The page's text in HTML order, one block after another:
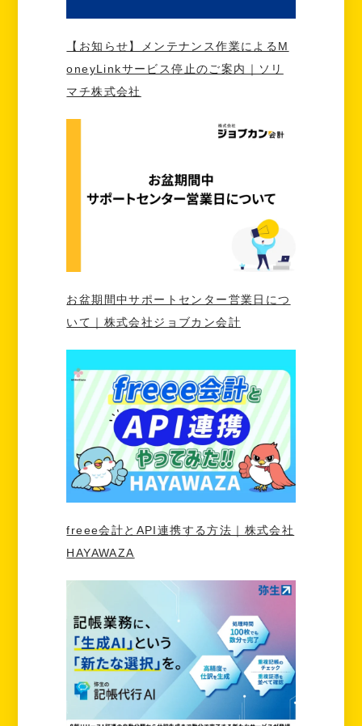
【お知らせ】メンテナンス作業によるM
oneyLinkサービス停止のご案内｜ソリ
マチ株式会社
お盆期間中サポートセンター営業日につ
いて｜株式会社ジョブカン会計
freee会計とAPI連携する方法｜株式会社
HAYAWAZA